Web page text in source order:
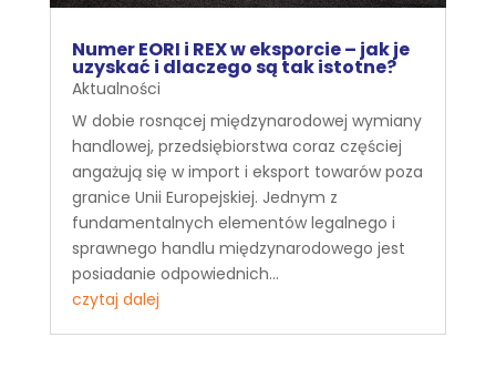
Numer EORI i REX w eksporcie – jak je
uzyskać i dlaczego są tak istotne?
Aktualności
W dobie rosnącej międzynarodowej wymiany
handlowej, przedsiębiorstwa coraz częściej
angażują się w import i eksport towarów poza
granice Unii Europejskiej. Jednym z
fundamentalnych elementów legalnego i
sprawnego handlu międzynarodowego jest
posiadanie odpowiednich...
czytaj dalej